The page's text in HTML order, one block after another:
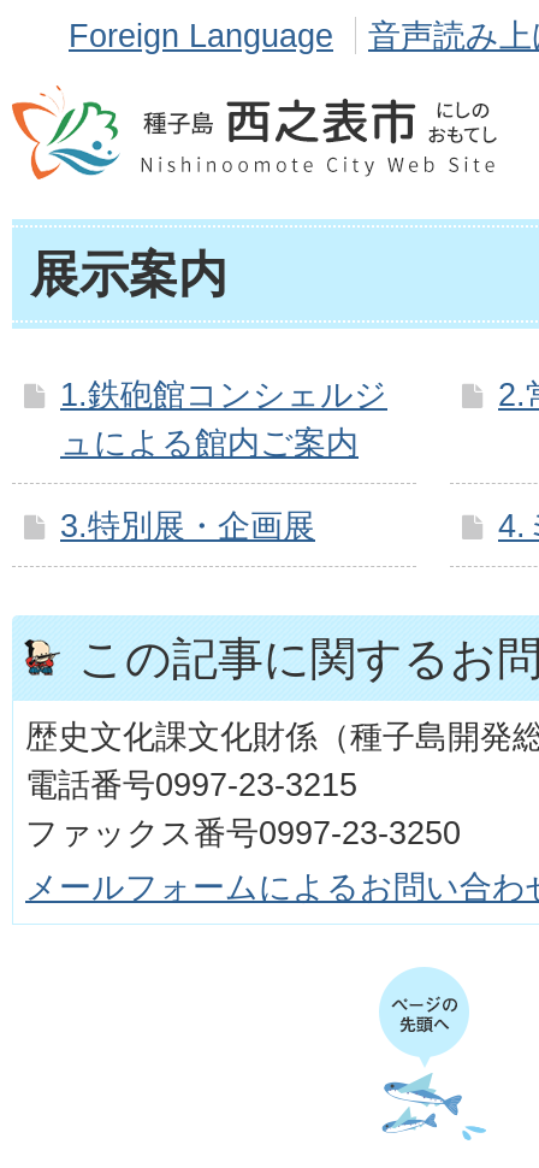
Foreign Language 音声読み
展示案内
1.鉄砲館コンシェルジ
ュによる館内ご案内
2.
3.特別展・企画展 4.
この記事に関するお
歴史文化課文化財係（種子島開発
電話番号0997-23-3215
ファックス番号0997-23-3250
メールフォームによるお問い合わ